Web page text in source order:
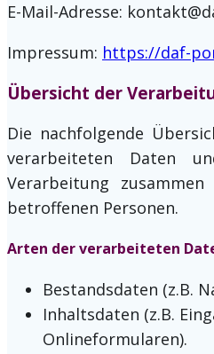
E-Mail-Adresse:
Impressum: https://daf-
Übersicht der
Die nachfolgende
verarbeiteten Daten
Verarbeitung
betroffenen Personen.
Arten der verarbeiteten
Bestandsdaten (z.B.
Inhaltsdaten (z.B.
Onlineformularen).